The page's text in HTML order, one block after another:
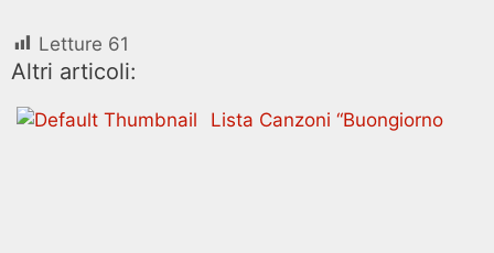
Letture 61
Altri articoli:
Lista Canzoni “Buongiorno